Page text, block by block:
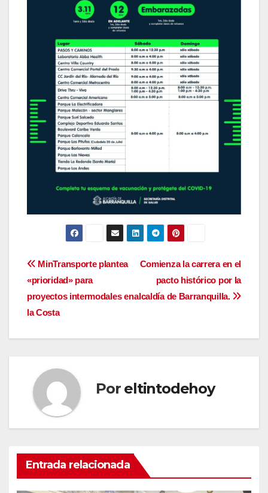
Navegación
de
entradas
Comienza la carrera en el
pacto histórico por la
alcaldía de Barranquilla.
MinTransporte plantea
«prioridad» para
proyectos intermodales en
la Costa
Por eltintodehoy
Entrada relacionada